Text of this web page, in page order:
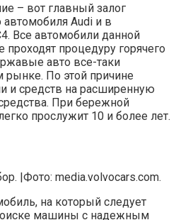
– вот главный залог
автомобиля Audi и в
Все автомобили данной
процедуру горячего
авто все-таки
рынке. По этой причине
и средств на расширенную
При бережной
прослужит 10 и более лет.
на который следует
машины с надежным